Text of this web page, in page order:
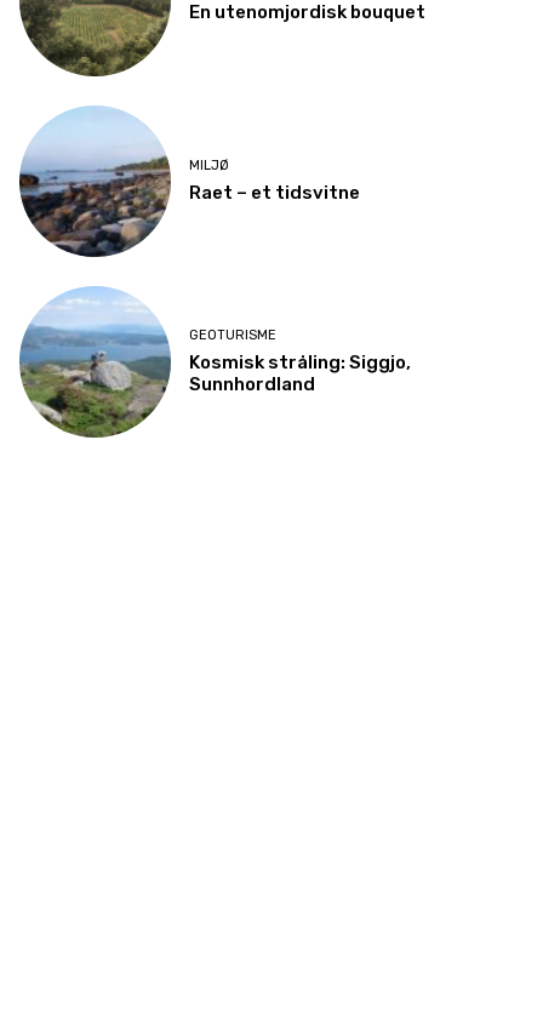
En utenomjordisk bouquet
MILJØ
Raet – et tidsvitne
GEOTURISME
Kosmisk stråling: Siggjo,
Sunnhordland